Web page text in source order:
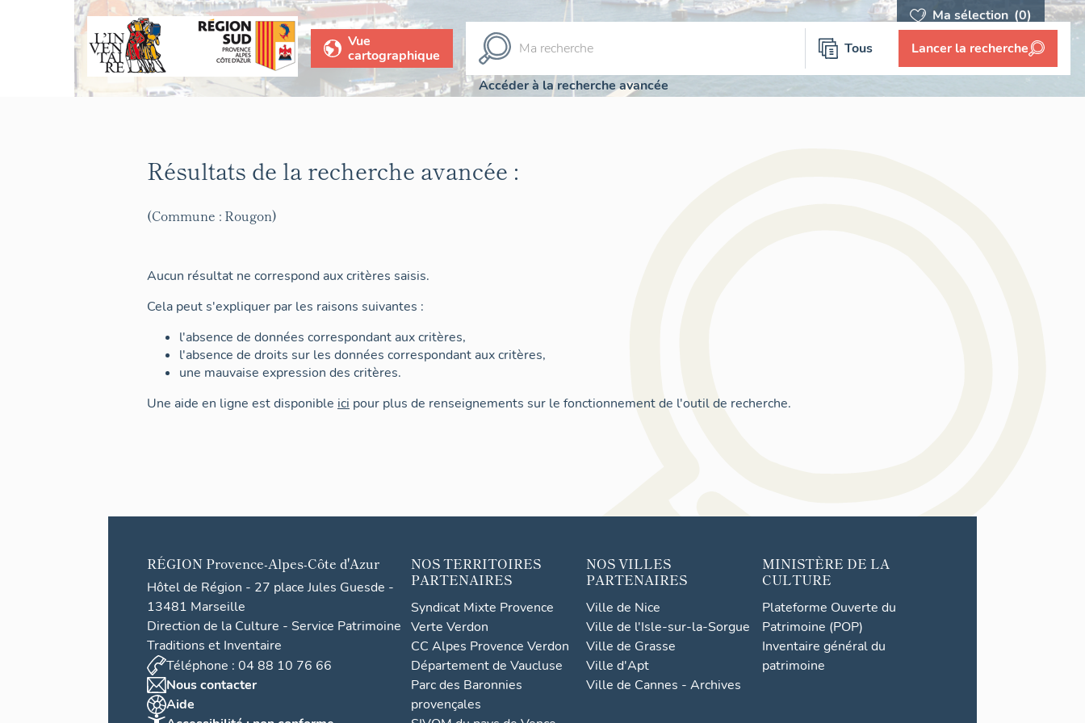
Ma sélection (0)
Vue
cartographique
Tous Lancer la recherche
Accéder à la recherche avancée
Résultats de la recherche avancée :
(Commune : Rougon)
Aucun résultat ne correspond aux critères saisis.
Cela peut s'expliquer par les raisons suivantes :
l'absence de données correspondant aux critères,
l'absence de droits sur les données correspondant aux critères,
une mauvaise expression des critères.
Une aide en ligne est disponible ici pour plus de renseignements sur le fonctionnement de l'outil de recherche.
RÉGION Provence-Alpes-Côte d'Azur
Hôtel de Région - 27 place Jules Guesde -
13481 Marseille
Direction de la Culture - Service Patrimoine
Traditions et Inventaire
Téléphone : 04 88 10 76 66
Nous contacter
Aide
NOS TERRITOIRES
PARTENAIRES
Syndicat Mixte Provence
Verte Verdon
CC Alpes Provence Verdon
Département de Vaucluse
Parc des Baronnies
provençales
NOS VILLES
PARTENAIRES
Ville de Nice
Ville de l'Isle-sur-la-Sorgue
Ville de Grasse
Ville d'Apt
Ville de Cannes - Archives
MINISTÈRE DE LA
CULTURE
Plateforme Ouverte du
Patrimoine (POP)
Inventaire général du
patrimoine